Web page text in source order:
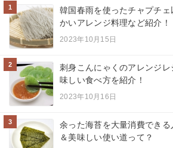
1
韓国春雨を使ったチャプチ
かいアレンジ料理など紹介！
2023年10月15日
2
刺身こんにゃくのアレンジ
味しい食べ方を紹介！
2023年10月16日
3
余った海苔を大量消費でき
＆美味しい使い道って？